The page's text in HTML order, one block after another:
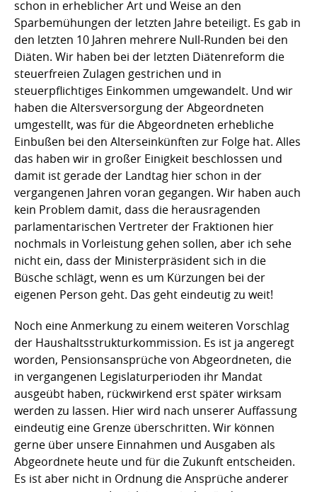
schon in erheblicher Art und Weise an den
Sparbemühungen der letzten Jahre beteiligt. Es gab in
den letzten 10 Jahren mehrere Null-Runden bei den
Diäten. Wir haben bei der letzten Diätenreform die
steuerfreien Zulagen gestrichen und in
steuerpflichtiges Einkommen umgewandelt. Und wir
haben die Altersversorgung der Abgeordneten
umgestellt, was für die Abgeordneten erhebliche
Einbußen bei den Alterseinkünften zur Folge hat. Alles
das haben wir in großer Einigkeit beschlossen und
damit ist gerade der Landtag hier schon in der
vergangenen Jahren voran gegangen. Wir haben auch
kein Problem damit, dass die herausragenden
parlamentarischen Vertreter der Fraktionen hier
nochmals in Vorleistung gehen sollen, aber ich sehe
nicht ein, dass der Ministerpräsident sich in die
Büsche schlägt, wenn es um Kürzungen bei der
eigenen Person geht. Das geht eindeutig zu weit!
Noch eine Anmerkung zu einem weiteren Vorschlag
der Haushaltsstrukturkommission. Es ist ja angeregt
worden, Pensionsansprüche von Abgeordneten, die
in vergangenen Legislaturperioden ihr Mandat
ausgeübt haben, rückwirkend erst später wirksam
werden zu lassen. Hier wird nach unserer Auffassung
eindeutig eine Grenze überschritten. Wir können
gerne über unsere Einnahmen und Ausgaben als
Abgeordnete heute und für die Zukunft entscheiden.
Es ist aber nicht in Ordnung die Ansprüche anderer